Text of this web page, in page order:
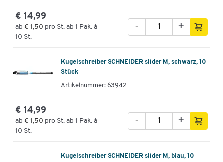
€ 14,99
ab € 1,50 pro St. ab 1 Pak. à
10 St.
+
-
Kugelschreiber SCHNEIDER slider M, schwarz, 10
Stück
Artikelnummer: 63942
€ 14,99
ab € 1,50 pro St. ab 1 Pak. à
10 St.
+
-
Kugelschreiber SCHNEIDER slider M, blau, 10